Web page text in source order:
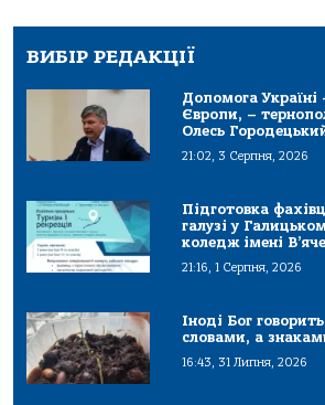
ВИБІР РЕДАКЦІЇ
Допомога
Європи, –
Олесь
21:02, 3 Серпня, 2026
Підготовка
галузі у
коледж імені
21:16, 1 Серпня, 2026
Іноді Бог
словами, а
16:43, 31 Липня, 2026